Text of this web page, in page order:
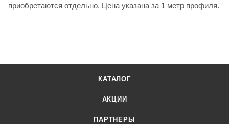
приобретаются отдельно. Цена указана за 1 метр профиля.
КАТАЛОГ
АКЦИИ
ПАРТНЕРЫ